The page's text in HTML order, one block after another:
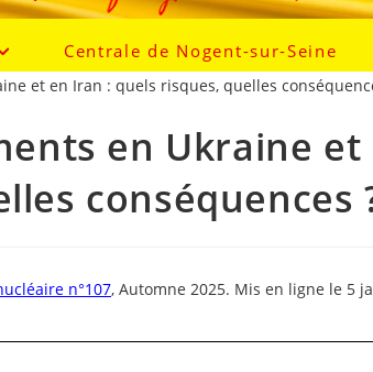
Centrale de Nogent-sur-Seine
et en Iran : quels risques, quelles
en Ukraine
conséquences
n°107, Automne 2025. Mis en ligne le 5